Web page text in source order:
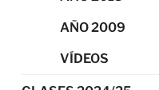
AÑO 2009
VÍDEOS